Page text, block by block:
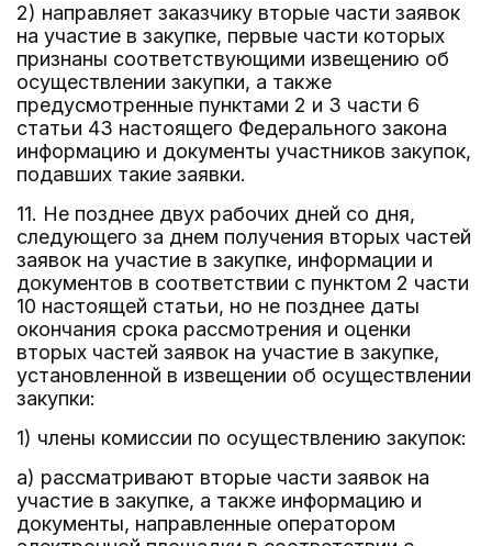
2) направляет заказчику вторые части заявок
на участие в закупке, первые части которых
признаны соответствующими извещению об
осуществлении закупки, а также
предусмотренные пунктами 2 и 3 части 6
статьи 43 настоящего Федерального закона
информацию и документы участников закупок,
подавших такие заявки.
11. Не позднее двух рабочих дней со дня,
следующего за днем получения вторых частей
заявок на участие в закупке, информации и
документов в соответствии с пунктом 2 части
10 настоящей статьи, но не позднее даты
окончания срока рассмотрения и оценки
вторых частей заявок на участие в закупке,
установленной в извещении об осуществлении
закупки:
1) члены комиссии по осуществлению закупок:
а) рассматривают вторые части заявок на
участие в закупке, а также информацию и
документы, направленные оператором